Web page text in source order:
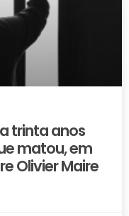
trinta anos
matou, em
Olivier Maire